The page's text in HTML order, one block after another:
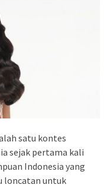
satu kontes
sejak pertama kali
Indonesia yang
loncatan untuk